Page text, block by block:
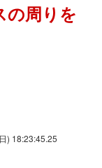
の周りを
) 18:23:45.25